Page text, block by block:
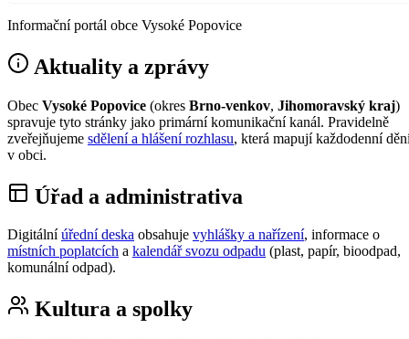
Informační portál obce Vysoké Popovice
Aktuality a zprávy
Obec Vysoké Popovice (okres Brno-venkov, Jihomoravský kraj)
spravuje tyto stránky jako primární komunikační kanál. Pravidelně
zveřejňujeme sdělení a hlášení rozhlasu, která mapují každodenní
v obci.
Úřad a administrativa
Digitální úřední deska obsahuje vyhlášky a nařízení, informace o
místních poplatcích a kalendář svozu odpadu (plast, papír, bioodpad,
komunální odpad).
Kultura a spolky